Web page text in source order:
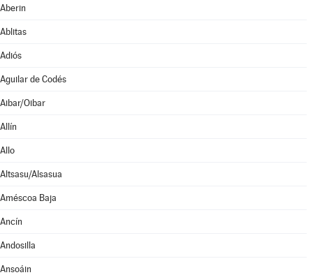
Aberin
Ablitas
Adiós
Aguilar de Codés
Aibar/Oibar
Allín
Allo
Altsasu/Alsasua
Améscoa Baja
Ancín
Andosilla
Ansoáin